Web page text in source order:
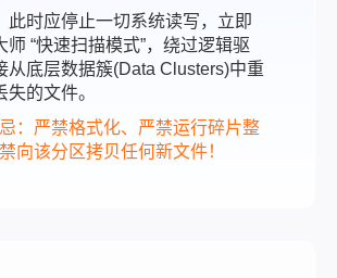
此时应停止一切系统读写，立即
师 “快速扫描模式”，绕过逻辑驱
从底层数据簇(Data Clusters)中重
的文件。
：严禁格式化、严禁运行碎片整
向该分区拷贝任何新文件！